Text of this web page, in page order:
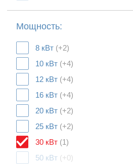
Мощность:
8 кВт (+2)
10 кВт (+4)
12 кВт (+4)
16 кВт (+4)
20 кВт (+2)
25 кВт (+2)
30 кВт (1)
50 кВт (+0)